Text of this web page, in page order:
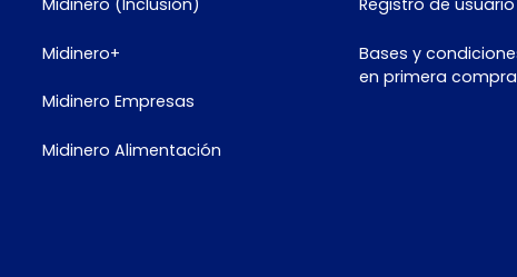
Midinero (Inclusión)
Midinero+
Midinero Empresas
Midinero Alimentación
Registro de usuario
Bases y
en primera compra